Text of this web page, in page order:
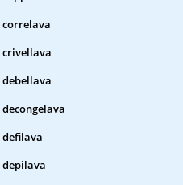
correlava
crivellava
debellava
decongelava
defilava
depilava